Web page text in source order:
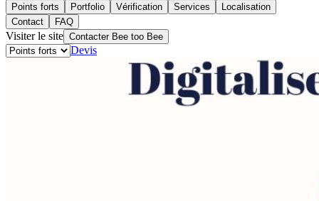
Points forts Portfolio Vérification Services
Localisation
Contact
FAQ
Visiter le site Contacter Bee too Bee
Devis